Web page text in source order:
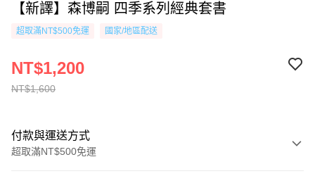
【新譯】森博嗣 四季系列經典套書
超取滿NT$500免運 國家/地區配送
NT$1,600
NT$1,200
付款與運送方式
超取滿NT$500免運